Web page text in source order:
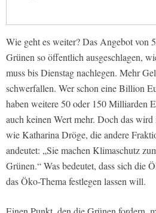
Wie geht es weiter? Das Angebot von
Grünen so öffentlich ausgeschlagen,
muss bis Dienstag nachlegen. Mehr
schwerfallen. Wer schon eine Billion
haben weitere 50 oder 150 Milliarden
auch keinen Wert mehr. Doch das
wie Katharina Dröge, die andere
andeutet: „Sie machen Klimaschutz
Grünen.“ Was bedeutet, dass sich die
das Öko-Thema festlegen lassen will.